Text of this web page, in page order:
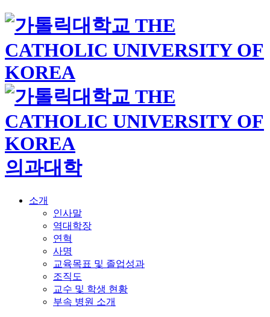
의과대학
소개
인사말
역대학장
연혁
사명
교육목표 및 졸업성과
조직도
교수 및 학생 현황
부속 병원 소개